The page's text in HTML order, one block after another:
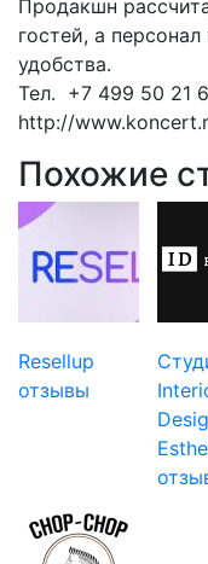
Продакшн
гостей, а
удобства.
Тел. +7 499 50 21
http://
Похожие
Resellup
отзывы